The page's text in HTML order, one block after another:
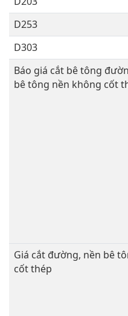
D253
D303
Báo giá cắt bê tông
bê tông nền không cốt
Giá cắt đường, nền bê
cốt thép